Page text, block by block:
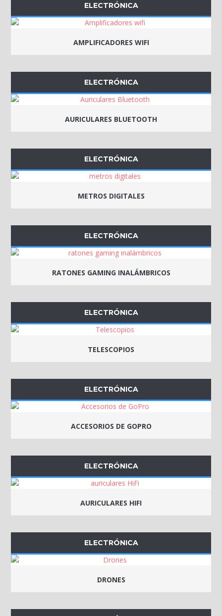
ELECTRÓNICA
AMPLIFICADORES WIFI
ELECTRÓNICA
AURICULARES BLUETOOTH
ELECTRÓNICA
METROS DIGITALES
ELECTRÓNICA
RATONES GAMING INALÁMBRICOS
ELECTRÓNICA
TELESCOPIOS
ELECTRÓNICA
ACCESORIOS DE GOPRO
ELECTRÓNICA
AURICULARES HIFI
ELECTRÓNICA
DRONES